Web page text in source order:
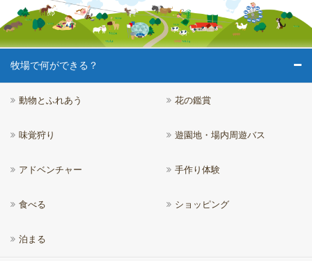
牧場で何ができる？
動物とふれあう 花の鑑賞
味覚狩り 遊園地・場内周遊バス
アドベンチャー 手作り体験
食べる ショッピング
泊まる